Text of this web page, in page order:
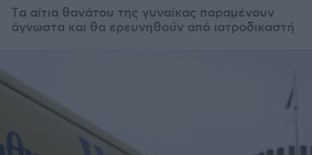
Tα αίτια θανάτου της γυναίκας παραμένουν
άγνωστα και θα ερευνηθούν από ιατροδικαστή